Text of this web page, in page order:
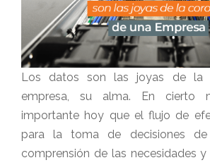
Los datos son las joyas de la
empresa, su alma. En cierto
importante hoy que el flujo de
para la toma de decisiones
comprensión de las necesidades